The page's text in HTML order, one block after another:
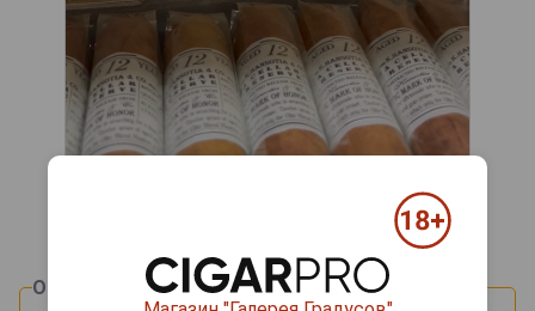
Оцените и напишите отзыв: